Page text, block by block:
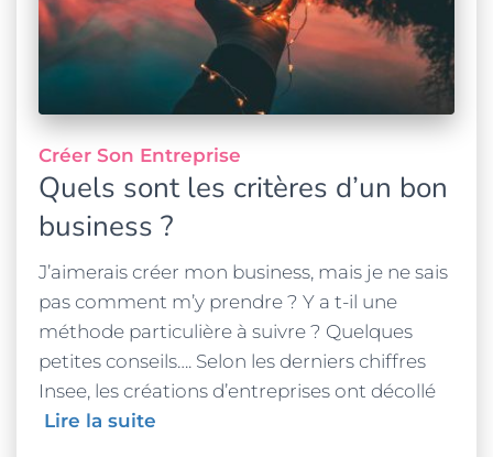
Créer Son Entreprise
Quels sont les critères d’un bon
business ?
J’aimerais créer mon business, mais je ne sais
pas comment m’y prendre ? Y a t-il une
méthode particulière à suivre ? Quelques
petites conseils…. Selon les derniers chiffres
Insee, les créations d’entreprises ont décollé
Lire la suite